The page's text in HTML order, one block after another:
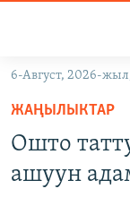
Навигацияга
өтүңүз
Издөөгө
салыңыз
УКРАИНА
6-Август, 2026-
ЖАҢЫЛЫКТАР
Ошто
ашуун